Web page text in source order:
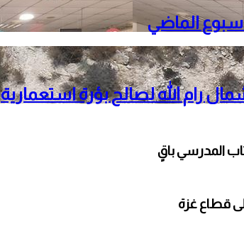
رام الله لصالح بؤرة استعمارية
المدرسي باقٍ